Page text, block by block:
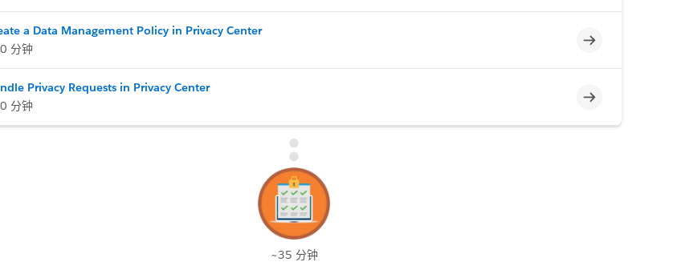
a Data Management Policy in Privacy Center
分钟
不完整
Privacy Requests in Privacy Center
分钟
不完整
~35 分钟